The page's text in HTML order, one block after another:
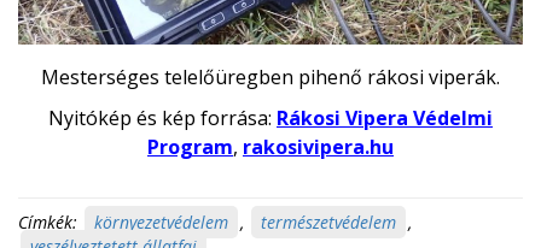
Mesterséges telelőüregben pihenő rákosi viperák.
Nyitókép és kép forrása: Rákosi Vipera Védelmi
Program, rakosivipera.hu
Címkék: környezetvédelem , természetvédelem ,